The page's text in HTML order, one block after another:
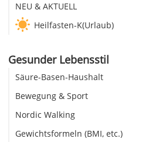
NEU & AKTUELL
Heilfasten-K(Urlaub)
Gesunder Lebensstil
Säure-Basen-Haushalt
Bewegung & Sport
Nordic Walking
Gewichtsformeln (BMI, etc.)